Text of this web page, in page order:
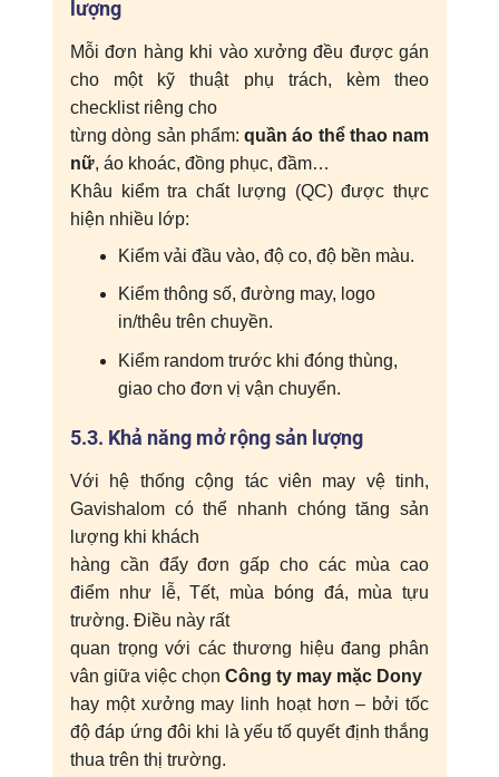
lượng
Mỗi đơn hàng khi vào xưởng đều được gán
cho một kỹ thuật phụ trách, kèm theo
checklist riêng cho
từng dòng sản phẩm: quần áo thể thao nam
nữ, áo khoác, đồng phục, đầm…
Khâu kiểm tra chất lượng (QC) được thực
hiện nhiều lớp:
Kiểm vải đầu vào, độ co, độ bền màu.
Kiểm thông số, đường may, logo
in/thêu trên chuyền.
Kiểm random trước khi đóng thùng,
giao cho đơn vị vận chuyển.
5.3. Khả năng mở rộng sản lượng
Với hệ thống cộng tác viên may vệ tinh,
Gavishalom có thể nhanh chóng tăng sản
lượng khi khách
hàng cần đẩy đơn gấp cho các mùa cao
điểm như lễ, Tết, mùa bóng đá, mùa tựu
trường. Điều này rất
quan trọng với các thương hiệu đang phân
vân giữa việc chọn Công ty may mặc Dony
hay một xưởng may linh hoạt hơn – bởi tốc
độ đáp ứng đôi khi là yếu tố quyết định thắng
thua trên thị trường.